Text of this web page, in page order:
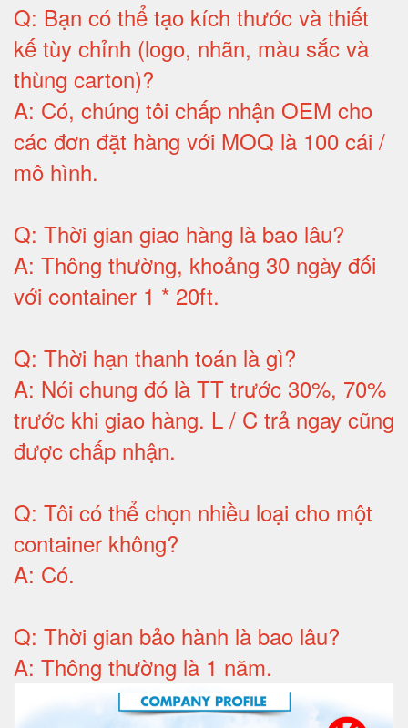
Q: Bạn có thể tạo kích thước và thiết
kế tùy chỉnh (logo, nhãn, màu sắc và
thùng carton)?
A: Có, chúng tôi chấp nhận OEM cho
các đơn đặt hàng với MOQ là 100 cái /
mô hình.
Q: Thời gian giao hàng là bao lâu?
A: Thông thường, khoảng 30 ngày đối
với container 1 * 20ft.
Q: Thời hạn thanh toán là gì?
A: Nói chung đó là TT trước 30%, 70%
trước khi giao hàng. L / C trả ngay cũng
được chấp nhận.
Q: Tôi có thể chọn nhiều loại cho một
container không?
A: Có.
Q: Thời gian bảo hành là bao lâu?
A: Thông thường là 1 năm.